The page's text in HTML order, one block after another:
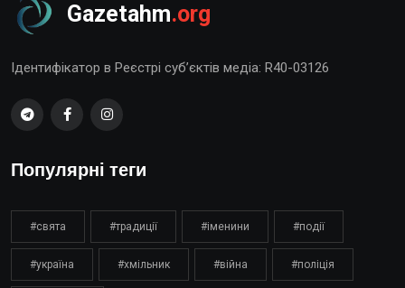
Gazetahm.org
Ідентифікатор в Реєстрі суб’єктів медіа: R40-03126
Популярні теги
#свята #традиції #іменини #події
#україна #хмільник #війна #поліція